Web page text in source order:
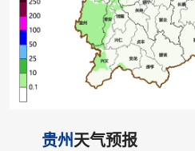
贵州天气预报